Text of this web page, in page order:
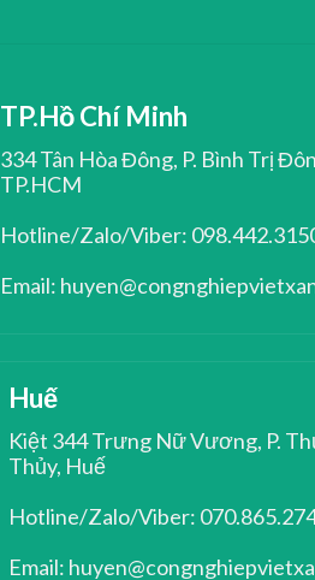
TP.Hồ Chí Minh
334 Tân Hòa Đông, P. Bình Trị
TP.HCM
Hotline/Zalo/Viber:
Email:
Huế
Kiệt 344 Trưng Nữ Vương, P.
Thủy, Huế
Hotline/Zalo/Viber:
Email: